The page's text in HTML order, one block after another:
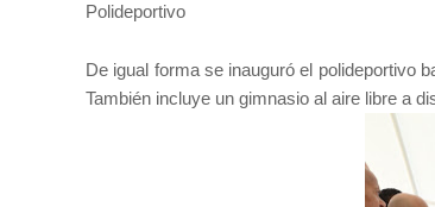
Polideportivo
De igual forma se inauguró el polideportivo
También incluye un gimnasio al aire libre a